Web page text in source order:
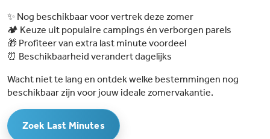
✨ Nog beschikbaar voor vertrek deze zomer
🏕️ Keuze uit populaire campings én verborgen parels
🎁 Profiteer van extra last minute voordeel
⏰ Beschikbaarheid verandert dagelijks
Wacht niet te lang en ontdek welke bestemmingen nog
beschikbaar zijn voor jouw ideale zomervakantie.
Zoek Last Minutes